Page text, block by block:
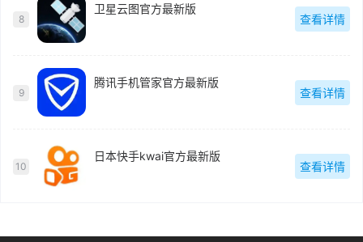
8
卫星云图官方最新版
查看详情
9
腾讯手机管家官方最新版
查看详情
10
日本快手kwai官方最新版
查看详情